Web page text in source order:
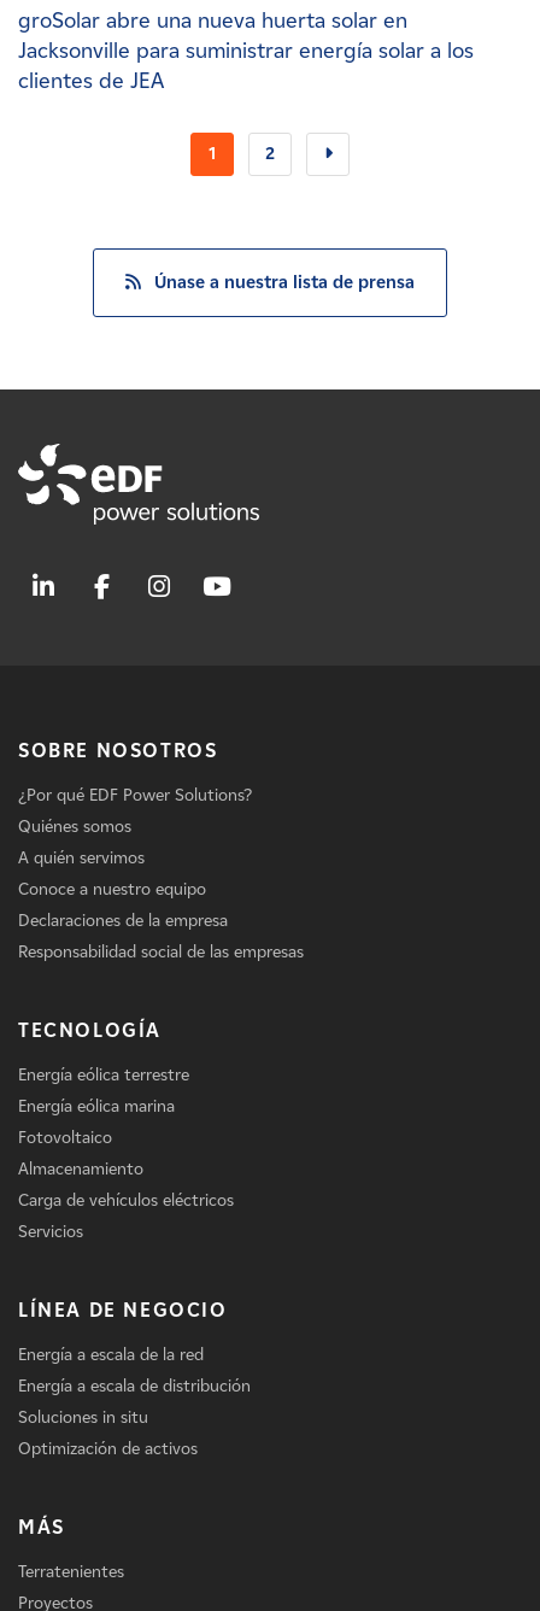
groSolar abre una nueva huerta solar en
Jacksonville para suministrar energía solar a los
clientes de JEA
1 2
Únase a nuestra lista de prensa
SOBRE NOSOTROS
¿Por qué EDF Power Solutions?
Quiénes somos
A quién servimos
Conoce a nuestro equipo
Declaraciones de la empresa
Responsabilidad social de las empresas
TECNOLOGÍA
Energía eólica terrestre
Energía eólica marina
Fotovoltaico
Almacenamiento
Carga de vehículos eléctricos
Servicios
LÍNEA DE NEGOCIO
Energía a escala de la red
Energía a escala de distribución
Soluciones in situ
Optimización de activos
MÁS
Terratenientes
Proyectos